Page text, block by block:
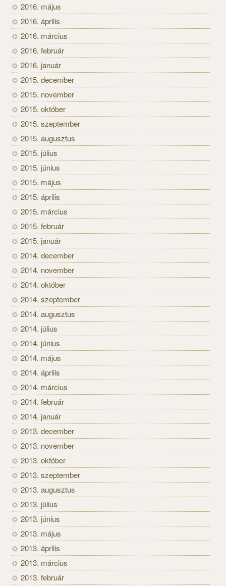
2016. május
2016. április
2016. március
2016. február
2016. január
2015. december
2015. november
2015. október
2015. szeptember
2015. augusztus
2015. július
2015. június
2015. május
2015. április
2015. március
2015. február
2015. január
2014. december
2014. november
2014. október
2014. szeptember
2014. augusztus
2014. július
2014. június
2014. május
2014. április
2014. március
2014. február
2014. január
2013. december
2013. november
2013. október
2013. szeptember
2013. augusztus
2013. július
2013. június
2013. május
2013. április
2013. március
2013. február